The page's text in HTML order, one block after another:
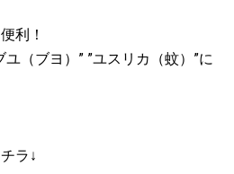
利！
（ブヨ）” ”ユスリカ（蚊）”に
ラ↓